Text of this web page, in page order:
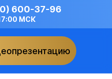
600-37-96
МСК